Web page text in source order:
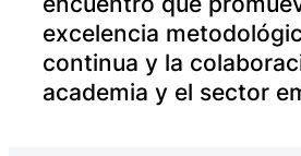
excelencia
continua y la
academia y el sector